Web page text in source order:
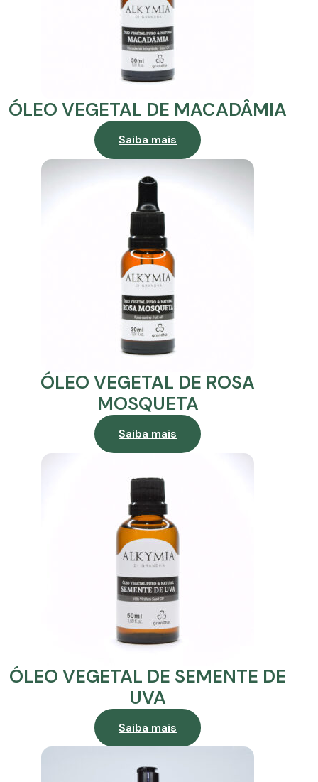
ÓLEO VEGETAL DE MACADÂMIA
Saiba mais
ÓLEO VEGETAL DE ROSA
MOSQUETA
Saiba mais
ÓLEO VEGETAL DE SEMENTE DE
UVA
Saiba mais